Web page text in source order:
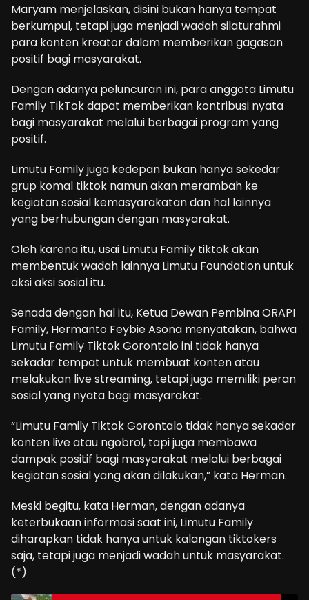
Maryam menjelaskan, disini bukan hanya tempat
berkumpul, tetapi juga menjadi wadah silaturahmi
para konten kreator dalam memberikan gagasan
positif bagi masyarakat.
Dengan adanya peluncuran ini, para anggota Limutu
Family TikTok dapat memberikan kontribusi nyata
bagi masyarakat melalui berbagai program yang
positif.
Limutu Family juga kedepan bukan hanya sekedar
grup komal tiktok namun akan merambah ke
kegiatan sosial kemasyarakatan dan hal lainnya
yang berhubungan dengan masyarakat.
Oleh karena itu, usai Limutu Family tiktok akan
membentuk wadah lainnya Limutu Foundation untuk
aksi aksi sosial itu.
Senada dengan hal itu, Ketua Dewan Pembina ORAPI
Family, Hermanto Feybie Asona menyatakan, bahwa
Limutu Family Tiktok Gorontalo ini tidak hanya
sekadar tempat untuk membuat konten atau
melakukan live streaming, tetapi juga memiliki peran
sosial yang nyata bagi masyarakat.
“Limutu Family Tiktok Gorontalo tidak hanya sekadar
konten live atau ngobrol, tapi juga membawa
dampak positif bagi masyarakat melalui berbagai
kegiatan sosial yang akan dilakukan,” kata Herman.
Meski begitu, kata Herman, dengan adanya
keterbukaan informasi saat ini, Limutu Family
diharapkan tidak hanya untuk kalangan tiktokers
saja, tetapi juga menjadi wadah untuk masyarakat.
(*)